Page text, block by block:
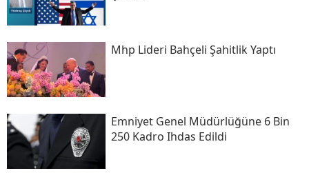
Mhp Lideri Bahçeli Şahitlik Yaptı
Emniyet Genel Müdürlüğüne 6 Bin
250 Kadro Ihdas Edildi